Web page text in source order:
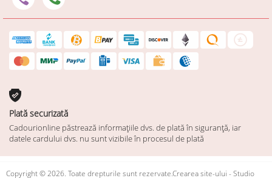
Plată securizată
Cadourionline păstrează informațiile dvs. de plată în siguranță, iar
datele cardului dvs. nu sunt vizibile în procesul de plată
Copyright © 2026. Toate drepturile sunt rezervate.Crearea site-ului - Studio